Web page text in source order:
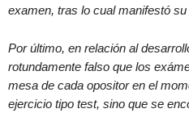
examen, tras lo cual manifestó
Por último, en relación al
rotundamente falso que los
mesa de cada opositor en el
ejercicio tipo test, sino que se